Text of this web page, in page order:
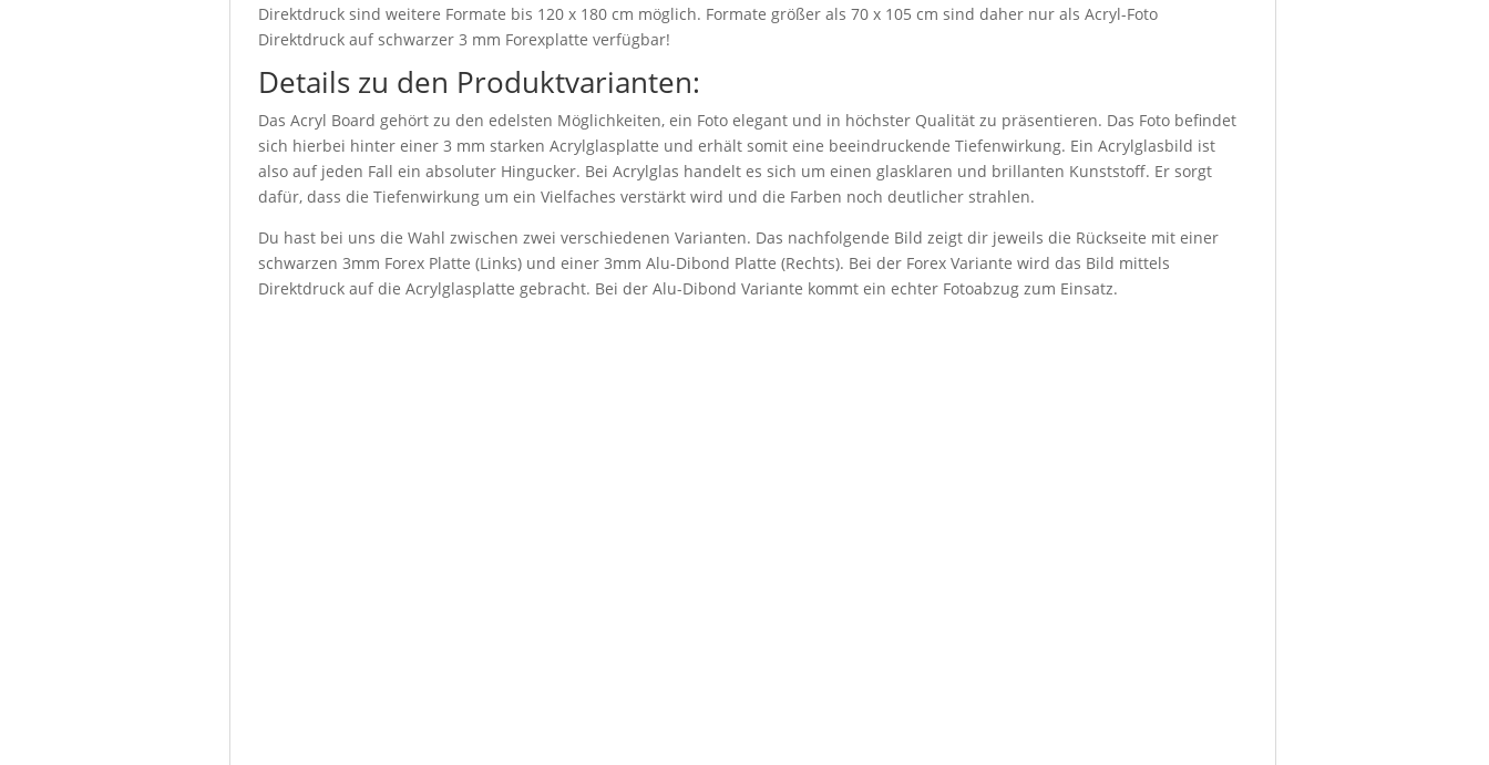
Direktdruck sind weitere Formate bis 120 x 180 cm möglich. Formate größer als 70 x 105 cm sind daher nur als Acryl-Foto
Direktdruck auf schwarzer 3 mm Forexplatte verfügbar!
Details zu den Produktvarianten:
Das Acryl Board gehört zu den edelsten Möglichkeiten, ein Foto elegant und in höchster Qualität zu präsentieren. Das Foto befindet
sich hierbei hinter einer 3 mm starken Acrylglasplatte und erhält somit eine beeindruckende Tiefenwirkung. Ein Acrylglasbild ist
also auf jeden Fall ein absoluter Hingucker. Bei Acrylglas handelt es sich um einen glasklaren und brillanten Kunststoff. Er sorgt
dafür, dass die Tiefenwirkung um ein Vielfaches verstärkt wird und die Farben noch deutlicher strahlen.
Du hast bei uns die Wahl zwischen zwei verschiedenen Varianten. Das nachfolgende Bild zeigt dir jeweils die Rückseite mit einer
schwarzen 3mm Forex Platte (Links) und einer 3mm Alu-Dibond Platte (Rechts). Bei der Forex Variante wird das Bild mittels
Direktdruck auf die Acrylglasplatte gebracht. Bei der Alu-Dibond Variante kommt ein echter Fotoabzug zum Einsatz.